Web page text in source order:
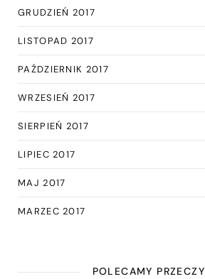
GRUDZIEŃ 2017
LISTOPAD 2017
PAŹDZIERNIK 2017
WRZESIEŃ 2017
SIERPIEŃ 2017
LIPIEC 2017
MAJ 2017
MARZEC 2017
POLECAMY